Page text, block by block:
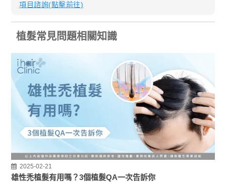
項目諮詢(點擊前往)
植髮常見問題相關知識
2025-02-21
雄性禿植髮有用嗎？3個植髮QA一次告訴你